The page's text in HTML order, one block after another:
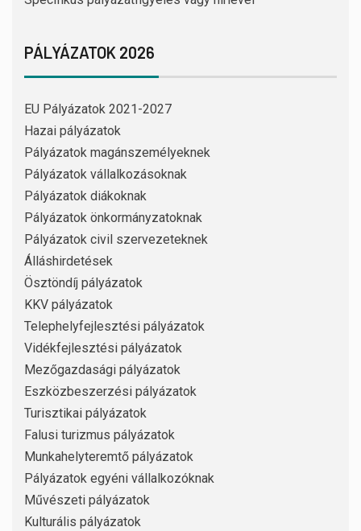
PÁLYÁZATOK 2026
EU Pályázatok 2021-2027
Hazai pályázatok
Pályázatok magánszemélyeknek
Pályázatok vállalkozásoknak
Pályázatok diákoknak
Pályázatok önkormányzatoknak
Pályázatok civil szervezeteknek
Álláshirdetések
Ösztöndíj pályázatok
KKV pályázatok
Telephelyfejlesztési pályázatok
Vidékfejlesztési pályázatok
Mezőgazdasági pályázatok
Eszközbeszerzési pályázatok
Turisztikai pályázatok
Falusi turizmus pályázatok
Munkahelyteremtő pályázatok
Pályázatok egyéni vállalkozóknak
Művészeti pályázatok
Kulturális pályázatok